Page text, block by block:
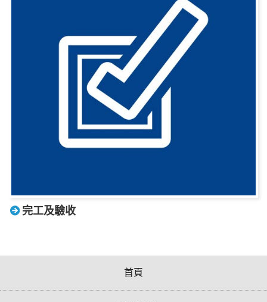
完工及驗收
首頁